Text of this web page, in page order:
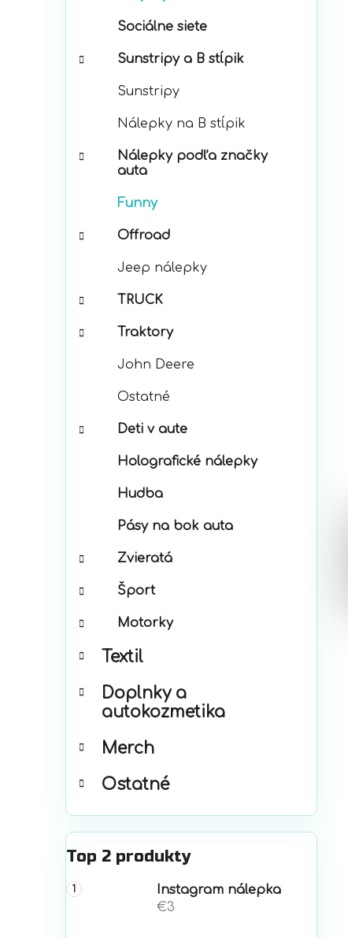
Sociálne siete
Sunstripy a B stĺpik
Sunstripy
Nálepky na B stĺpik
Nálepky podľa značky
auta
Funny
Offroad
Jeep nálepky
TRUCK
Traktory
John Deere
Ostatné
Deti v aute
Holografické nálepky
Hudba
Pásy na bok auta
Zvieratá
Šport
Motorky
Textil
Doplnky a
autokozmetika
Merch
Ostatné
Top 2 produkty
Instagram nálepka
€3